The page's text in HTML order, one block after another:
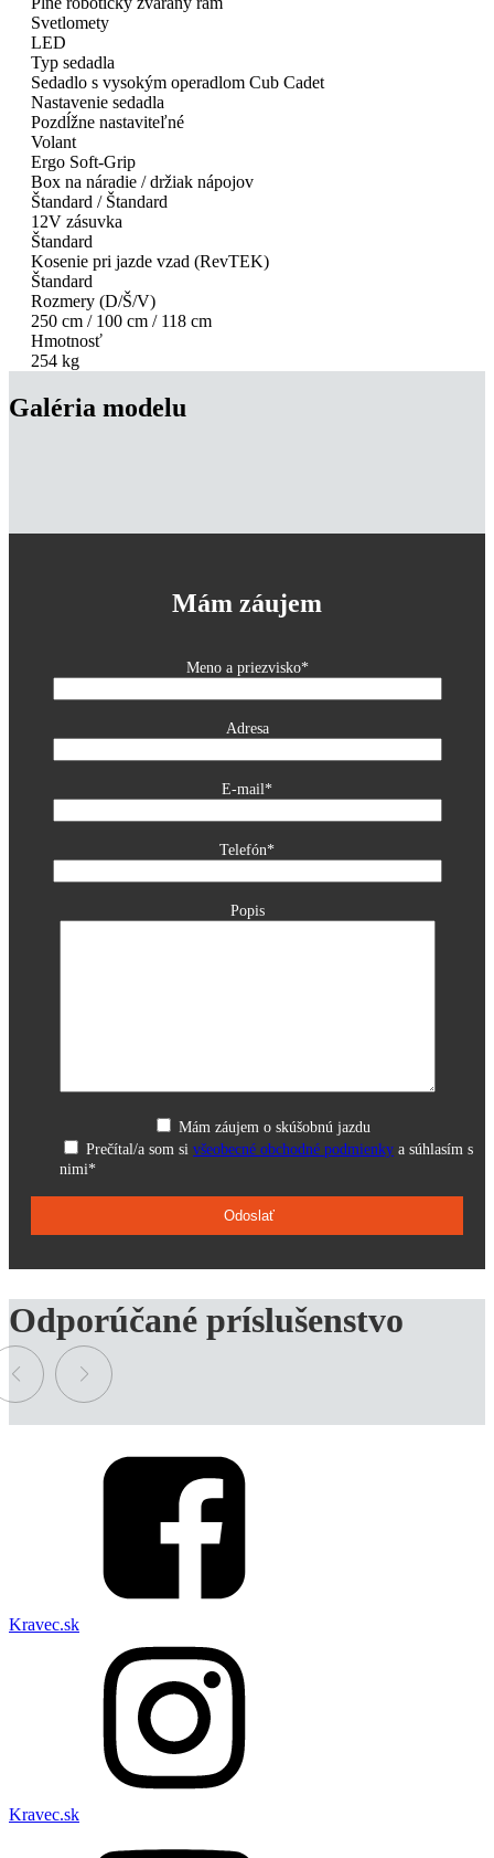
Svetlomety
LED
Typ sedadla
Sedadlo s vysokým operadlom Cub Cadet
Nastavenie sedadla
Pozdĺžne nastaviteľné
Volant
Ergo Soft-Grip
Box na náradie / držiak nápojov
Štandard / Štandard
12V zásuvka
Štandard
Kosenie pri jazde vzad (RevTEK)
Štandard
Rozmery (D/Š/V)
250 cm / 100 cm / 118 cm
Hmotnosť
254 kg
Galéria modelu
Mám záujem
Meno a priezvisko*
Adresa
E-mail*
Telefón*
Popis
Mám záujem o skúšobnú jazdu
Prečítal/a som si všeobecné obchodné podmienky a súhlasím s
nimi*
Odporúčané príslušenstvo
Kravec.sk
Kravec.sk